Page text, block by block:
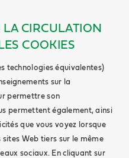
LA CIRCULATION
COOKIES
technologies équivalentes)
sur la
permettre son
permettent également, ainsi
que vous voyez lorsque
Web tiers sur le même
sociaux. En cliquant sur